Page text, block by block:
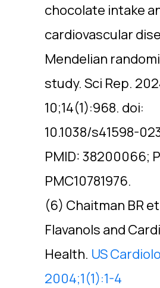
chocolate intake
cardiovascular
Mendelian
study. Sci Rep.
10;14(1):968. doi:
10.1038/s41598-
PMID: 38200066;
PMC10781976.
(6) Chaitman BR
Flavanols and
Health. US
2004;1(1):1-4